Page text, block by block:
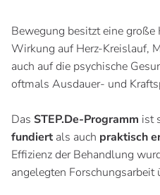
Bewegung besitzt eine
Wirkung auf Herz-Kreislauf,
auch auf die psychische
oftmals Ausdauer- und
Das STEP.De-Programm ist
fundiert als auch praktisch
Effizienz der Behandlung
angelegten